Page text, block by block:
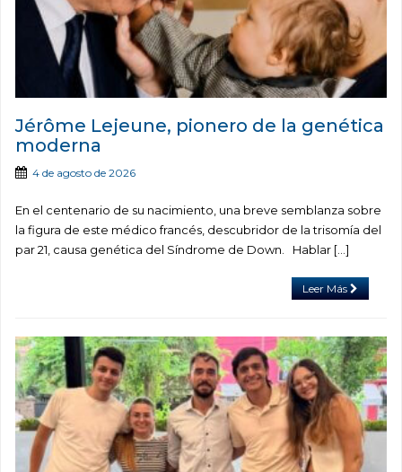
Jérôme Lejeune, pionero de la genética
moderna
4 de agosto de 2026
En el centenario de su nacimiento, una breve semblanza sobre
la figura de este médico francés, descubridor de la trisomía del
par 21, causa genética del Síndrome de Down. Hablar […]
Leer Más